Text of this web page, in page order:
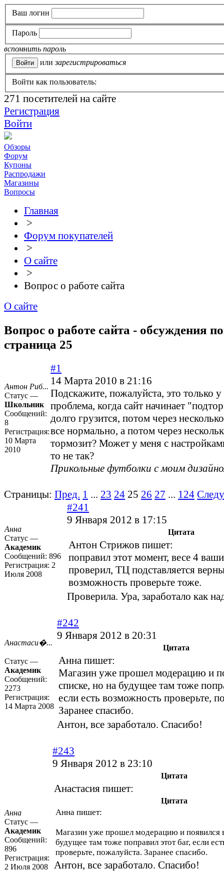
Ваш логин
Пароль
вспомнить пароль
или зарегистрироваться
Войти как пользователь:
271 посетителей на сайте
Регистрация
Войти
Обзоры
Форум
Купоны
Распродажи
Магазины
Вопросы
Главная
>
Форум покупателей
>
О сайте
>
Вопрос о работе сайта
О сайте
Вопрос о работе сайта - обсуждения
страница 25
Антон Риб...
Статус —
Школьник
Сообщений:
8
Регистрация:
10 Марта
2010
#1
14 Марта 2010 в 21:16
Подскажите, пожалуйста, это только у
проблема, когда сайт начинает
долго грузится, потом через
все нормально, а потом через
тормозит? Может у меня с
то не так?
Прикольные футболки с моим
Страницы: Пред. 1 ... 23 24 25 26 27 ... 124
Анна
Статус —
Академик
Сообщений: 896
Регистрация: 2
Июля 2008
#241
9 Января 2012 в 17:15
Цитата
Антон Стрижов пишет:
поправил этот момент, весе 4
проверил, ТЦ подставляется
возможность проверьте тоже.
Проверила. Ура, заработало как
Анастаси�...
Статус —
Академик
Сообщений:
2273
Регистрация:
14 Марта 2008
#242
9 Января 2012 в 20:31
Цитата
Анна пишет:
Магазин уже прошел модерацию и
списке, но на будущее там тоже
если есть возможность проверьте,
Заранее спасибо.
Антон, все заработало. Спасибо!
Анна
Статус —
Академик
Сообщений:
896
Регистрация:
2 Июля 2008
#243
9 Января 2012 в 23:10
Цитата
Анастасия пишет:
Цитата
Анна пишет:
Магазин уже прошел модерацию и появился
будущее там тоже поправил этот баг, если
проверьте, пожалуйста. Заранее спасибо.
Антон, все заработало. Спасибо!